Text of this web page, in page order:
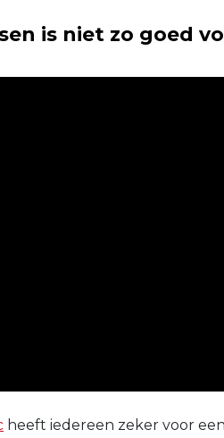
is niet zo goed
heeft iedereen zeker voor